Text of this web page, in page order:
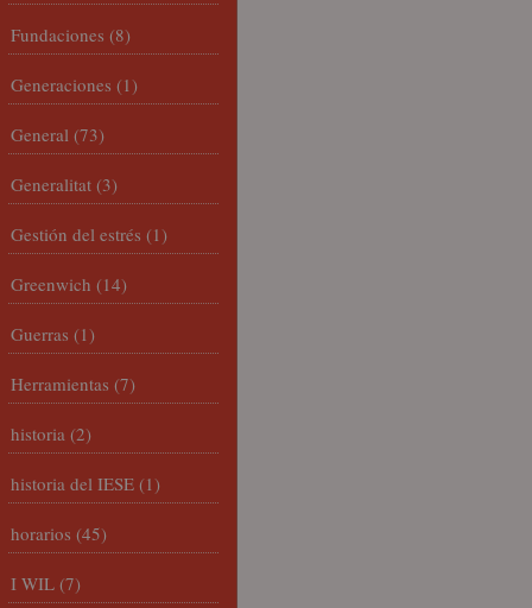
Fundaciones (8)
Generaciones (1)
General (73)
Generalitat (3)
Gestión del estrés (1)
Greenwich (14)
Guerras (1)
Herramientas (7)
historia (2)
historia del IESE (1)
horarios (45)
I WIL (7)